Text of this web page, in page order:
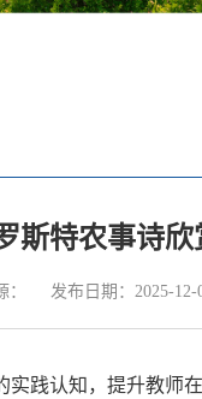
特农事诗
发布日期：2025-12-
践认知，提升教师